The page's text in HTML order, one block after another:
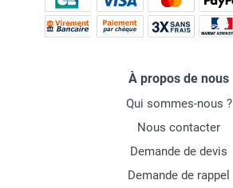
À propos de nous
Qui sommes-nous ?
Nous contacter
Demande de devis
Demande de rappel